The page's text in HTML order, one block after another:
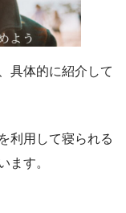
具体的に紹介して
利用して寝られる
ます。